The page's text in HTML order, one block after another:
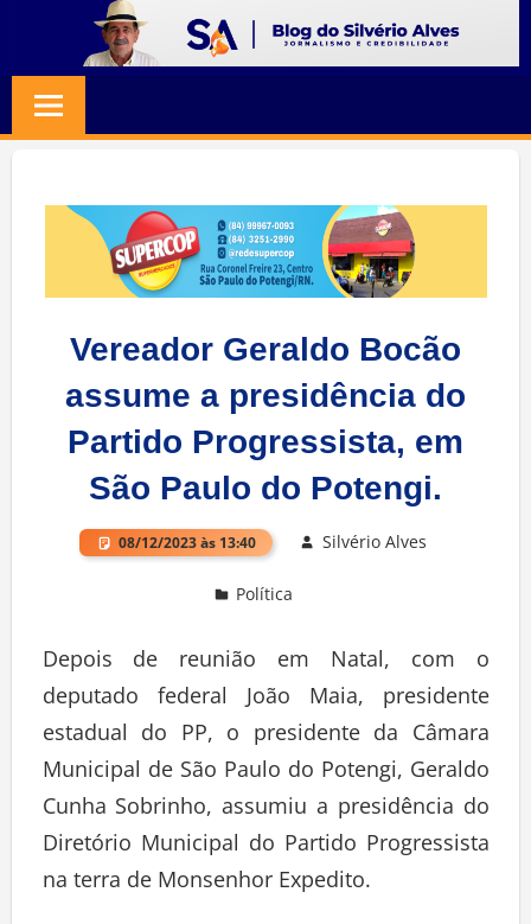
content
SILVERIO
ALVES
Jornalismo
Credibilidade
Vereador Geraldo Bocão
assume a presidência do
Partido Progressista, em
São Paulo do Potengi.
08/12/2023 às 13:40 Silvério Alves
Política
Depois de reunião em Natal, com o
deputado federal João Maia, presidente
estadual do PP, o presidente da Câmara
Municipal de São Paulo do Potengi, Geraldo
Cunha Sobrinho, assumiu a presidência do
Diretório Municipal do Partido Progressista
na terra de Monsenhor Expedito.